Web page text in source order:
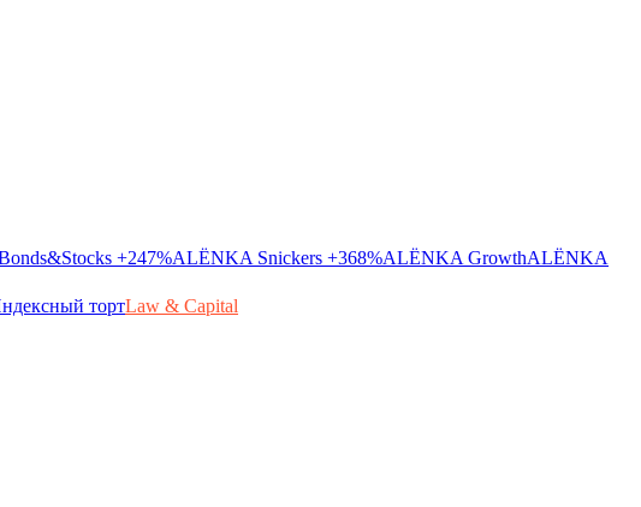
+247%ALЁNKA Snickers +368%ALЁNKA GrowthALЁNKA
тортLaw & Capital